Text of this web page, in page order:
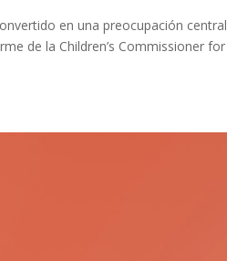
en una preocupación central
de la Children’s Commissioner for